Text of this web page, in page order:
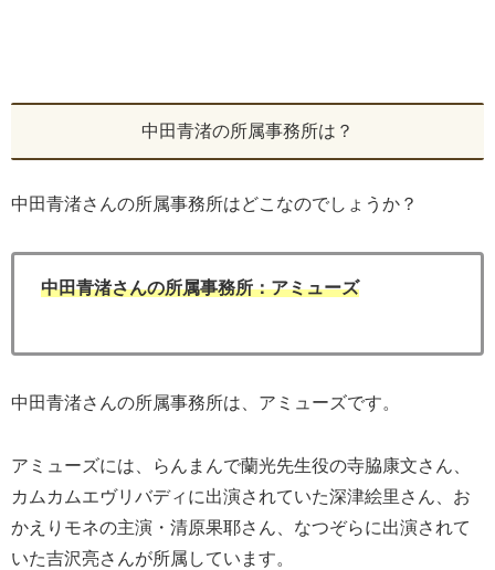
中田青渚の所属事務所は？
中田青渚さんの所属事務所はどこなのでしょうか？
中田青渚さんの所属事務所：アミューズ
中田青渚さんの所属事務所は、アミューズです。
アミューズには、らんまんで蘭光先生役の寺脇康文さん、
カムカムエヴリバディに出演されていた深津絵里さん、お
かえりモネの主演・清原果耶さん、なつぞらに出演されて
いた吉沢亮さんが所属しています。